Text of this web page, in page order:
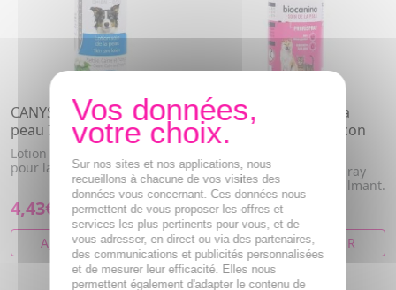
CANYS Lotion Soin de la
peau 75ml
Lotion nettoyante et apaisante
pour la peau des chiens.
4,43€
AJOUTER AU PANIER
BIOCANINA Soin de la
Peau - Prurispray flacon
80ml
Pour chiens et chats. Spray
anti-démangeaisons, calmant.
8,60€
AJOUTER AU PANIER
Sur nos sites et nos applications, nous
recueillons à chacune de vos visites des
données vous concernant. Ces données nous
permettent de vous proposer les offres et
services les plus pertinents pour vous, et de
vous adresser, en direct ou via des partenaires,
des communications et publicités personnalisées
et de mesurer leur efficacité. Elles nous
permettent également d'adapter le contenu de